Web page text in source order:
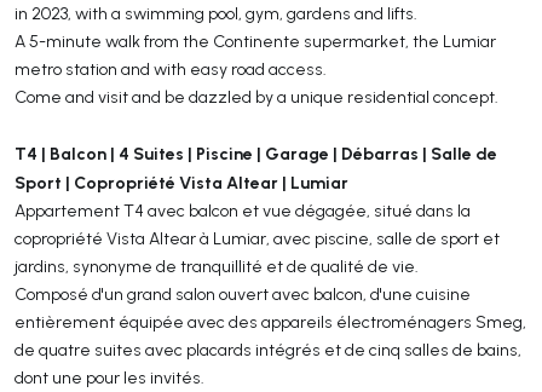
in 2023, with a swimming pool, gym, gardens and lifts.
A 5-minute walk from the Continente supermarket, the Lumiar
metro station and with easy road access.
Come and visit and be dazzled by a unique residential concept.
T4 | Balcon | 4 Suites | Piscine | Garage | Débarras | Salle de
Sport | Copropriété Vista Altear | Lumiar
Appartement T4 avec balcon et vue dégagée, situé dans la
copropriété Vista Altear à Lumiar, avec piscine, salle de sport et
jardins, synonyme de tranquillité et de qualité de vie.
Composé d'un grand salon ouvert avec balcon, d'une cuisine
entièrement équipée avec des appareils électroménagers Smeg,
de quatre suites avec placards intégrés et de cinq salles de bains,
dont une pour les invités.